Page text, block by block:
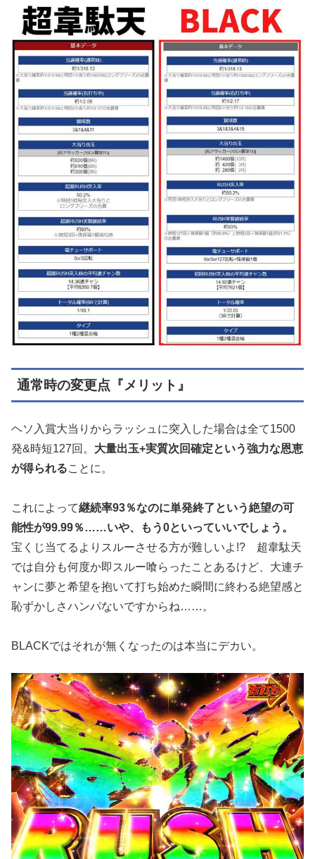
通常時の変更点『メリット』
ヘソ入賞大当りからラッシュに突入した場合は全て1500
発&時短127回。 大量出玉+実質次回確定という強力な恩恵
が得られることに。
これによって継続率93％なのに単発終了という絶望の可
能性が99.99％……いや、もう0といっていいでしょう。
宝くじ当てるよりスルーさせる方が難しいよ!? 超韋駄天
では自分も何度か即スルー喰らったことあるけど、大連チ
ャンに夢と希望を抱いて打ち始めた瞬間に終わる絶望感と
恥ずかしさハンパないですからね……。
BLACKではそれが無くなったのは本当にデカい。